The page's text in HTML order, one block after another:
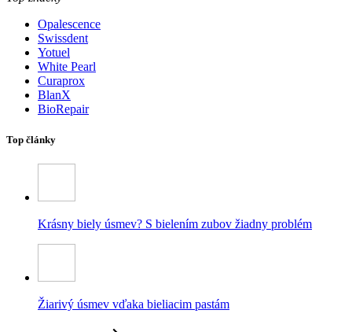
Opalescence
Swissdent
Yotuel
White Pearl
Curaprox
BlanX
BioRepair
Top články
Krásny biely úsmev? S bielením zubov žiadny problém
Žiarivý úsmev vďaka bieliacim pastám